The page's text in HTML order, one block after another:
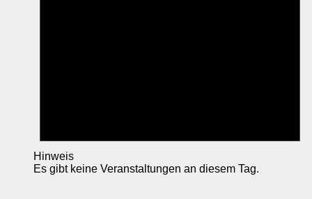
Hinweis
Es gibt keine Veranstaltungen an diesem Tag.